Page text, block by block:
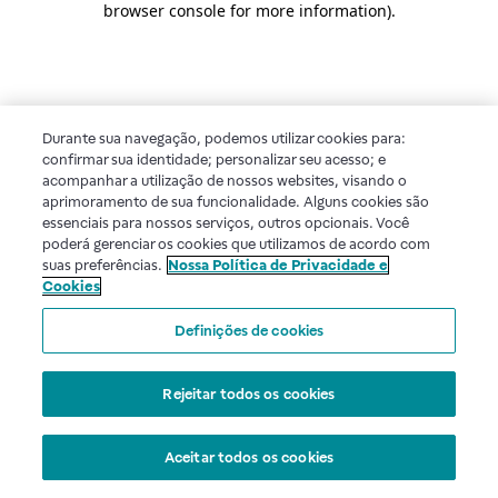
browser console for more information).
Durante sua navegação, podemos utilizar cookies para:
confirmar sua identidade; personalizar seu acesso; e
acompanhar a utilização de nossos websites, visando o
aprimoramento de sua funcionalidade. Alguns cookies são
essenciais para nossos serviços, outros opcionais. Você
poderá gerenciar os cookies que utilizamos de acordo com
suas preferências. Nossa Política de Privacidade e
Cookies
Definições de cookies
Rejeitar todos os cookies
Aceitar todos os cookies